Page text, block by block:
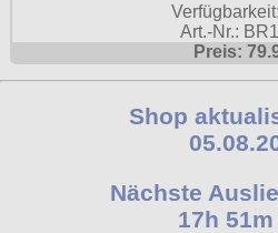
Verfügbarkeit:
Art.-Nr.:
Preis:
Shop
Nächste
17h